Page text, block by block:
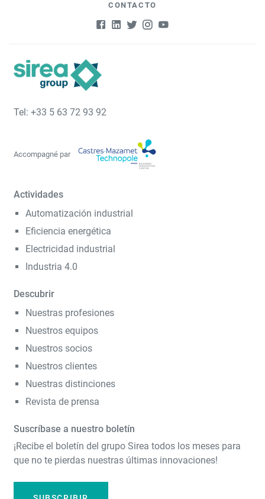
CONTACTO
Tel: +33 5 63 72 93 92
Accompagné par
Actividades
Automatización industrial
Eficiencia energética
Electricidad industrial
Industria 4.0
Descubrir
Nuestras profesiones
Nuestros equipos
Nuestros socios
Nuestros clientes
Nuestras distinciones
Revista de prensa
Suscríbase a nuestro boletín
¡Recibe el boletín del grupo Sirea todos los meses para
que no te pierdas nuestras últimas innovaciones!